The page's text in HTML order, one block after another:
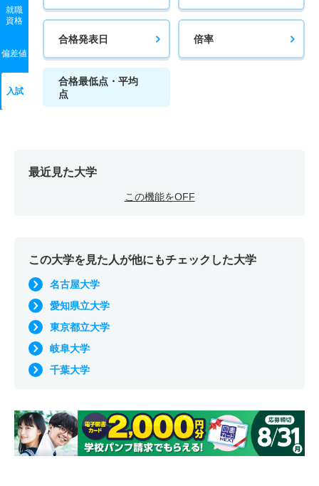
就職
資格
偏差値
入試
合格発表日 倍率
合格最低点・平均
点
最近見た大学
この機能をOFF
この大学を見た人が他にもチェックした大学
名古屋大学
愛知県立大学
東京都立大学
岐阜大学
千葉大学